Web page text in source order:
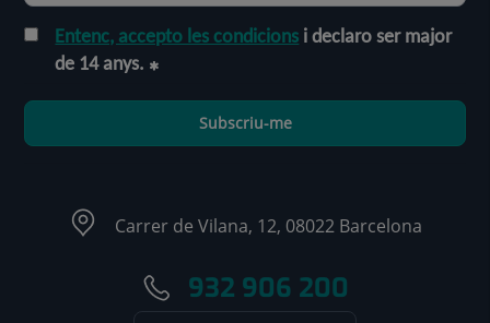
Entenc, accepto les condicions i declaro ser major
de 14 anys.
Subscriu-me
Carrer de Vilana, 12, 08022 Barcelona
932 906 200